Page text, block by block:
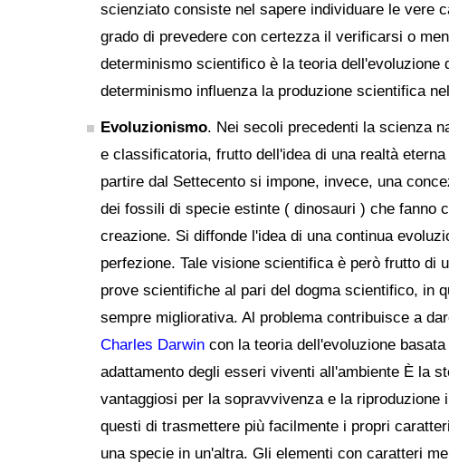
scienziato consiste nel sapere individuare le vere
grado di prevedere con certezza il verificarsi o
determinismo scientifico è la teoria dell'evoluzione
determinismo influenza la produzione scientifica
Evoluzionismo. Nei secoli precedenti la scienza
e classificatoria, frutto dell'idea di una realtà
partire dal Settecento si impone, invece, una
dei fossili di specie estinte ( dinosauri ) che fanno
creazione. Si diffonde l'idea di una continua
perfezione. Tale visione scientifica è però frutto di
prove scientifiche al pari del dogma scientifico, in
sempre migliorativa. Al problema contribuisce a
Charles Darwin con la teoria dell'evoluzione
adattamento degli esseri viventi all'ambiente È la
vantaggiosi per la sopravvivenza e la riproduzione
questi di trasmettere più facilmente i propri
una specie in un'altra. Gli elementi con caratteri